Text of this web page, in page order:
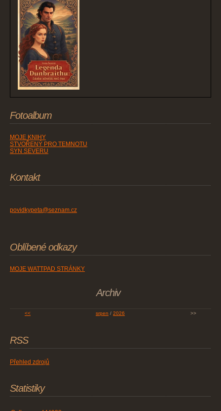
Fotoalbum
MOJE KNIHY
STVOŘENÝ PRO TEMNOTU
SYN SEVERU
Kontakt
povidkypeta@seznam.cz
Oblíbené odkazy
MOJE WATTPAD STRÁNKY
Archiv
<< srpen / 2026 >>
RSS
Přehled zdrojů
Statistiky